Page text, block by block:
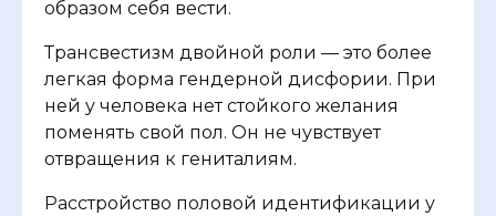
образом себя вести.
Трансвестизм двойной роли — это более
легкая форма гендерной дисфории. При
ней у человека нет стойкого желания
поменять свой пол. Он не чувствует
отвращения к гениталиям.
Расстройство половой идентификации у